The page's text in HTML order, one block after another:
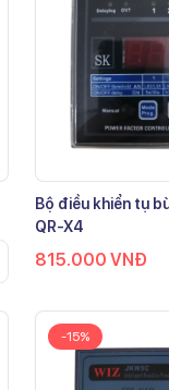
Bộ điều khiển tụ
QR-X4
815.000VNĐ
-15%